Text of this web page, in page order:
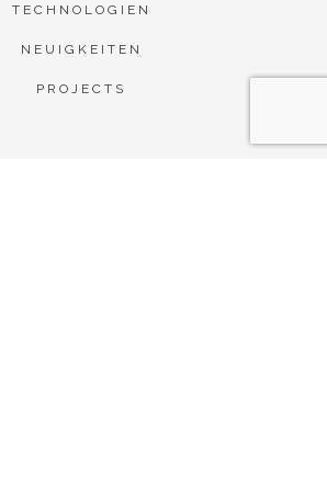
TECHNOLOGIEN
NEUIGKEITEN
PROJECTS